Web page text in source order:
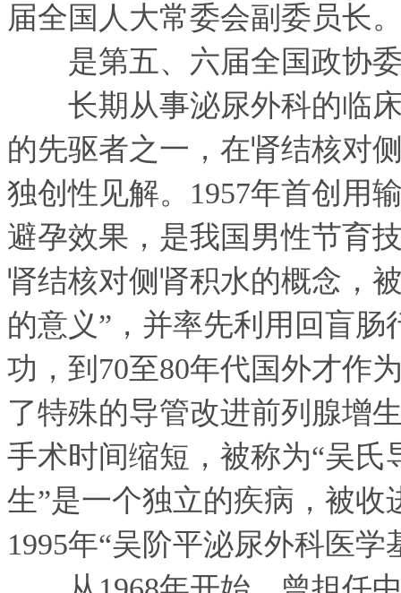
届全国人大常委会副委员长
是第五、六届全国政协
长期从事泌尿外科的临床
的先驱者之一，在肾结核对
独创性见解。1957年首创用
避孕效果，是我国男性节育
肾结核对侧肾积水的概念，
的意义”，并率先利用回盲
功，到70至80年代国外才作
了特殊的导管改进前列腺增
手术时间缩短，被称为“吴氏
生”是一个独立的疾病，被收
1995年“吴阶平泌尿外科医